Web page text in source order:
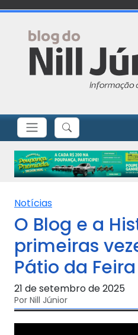
Notícias
O Blog e a
primeiras
Pátio da
21 de setembro de 2025
Por Nill Júnior